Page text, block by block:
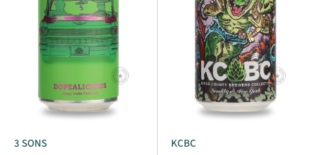
3 SONS KCBC